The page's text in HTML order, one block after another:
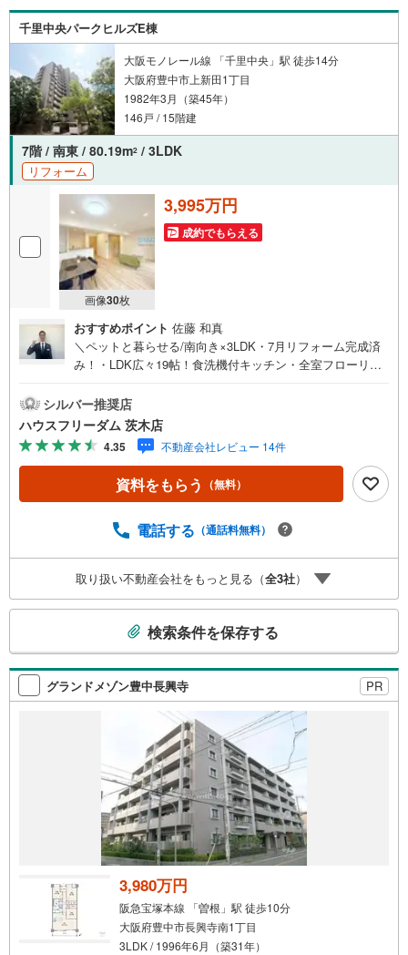
す♪
千里中央パークヒルズE棟
大阪モノレール線 「千里中央」駅 徒歩14分
大阪府豊中市上新田1丁目
1982年3月（築45年）
146戸 / 15階建
7階 / 南東 / 80.19m2 / 3LDK
リフォーム
画像30枚
3,995万円
成約でもらえる
おすすめポイント 佐藤 和真
＼ペットと暮らせる/南向き×3LDK・7月リフォーム完成済
み！・LDK広々19帖！食洗機付キッチン・全室フローリン
後も安心！アフターサービス保証付【お買い物施設】・ロ
ーソン新御堂筋上新田店:徒歩6分・デイリーカナートイズ
ミヤ上新田店:徒歩10分・キリン堂千中上新田店:徒歩10
分・Maxvalu千里南町プラザ店:徒歩14分・コーヨーSENRI
TO店:徒歩14分【教育施設】・アイグラン保育園千里中央:
徒歩11分・豊中市立新田小学校:徒歩11分・豊中市立第九中
地見学のご予約、物件詳細はお気軽にお問合せくださいハ
9時以降も問合せ対応）≫*≪*≫*≪*≫*≪*≫*≪*≫*≪*≫*
≪*≫*≪
シルバー推奨店
ハウスフリーダム 茨木店
4.35 不動産会社レビュー 14件
資料をもらう （無料）
電話する （通話料無料）
取り扱い不動産会社をもっと見る（全3社）
検
索
条
検索条件を保存する
グランドメゾン豊中長興寺 PR
3,980万円
阪急宝塚本線 「曽根」駅 徒歩10分
大阪府豊中市長興寺南1丁目
3LDK / 1996年6月（築31年）